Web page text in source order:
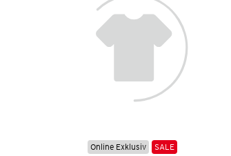
Online Exklusiv SALE